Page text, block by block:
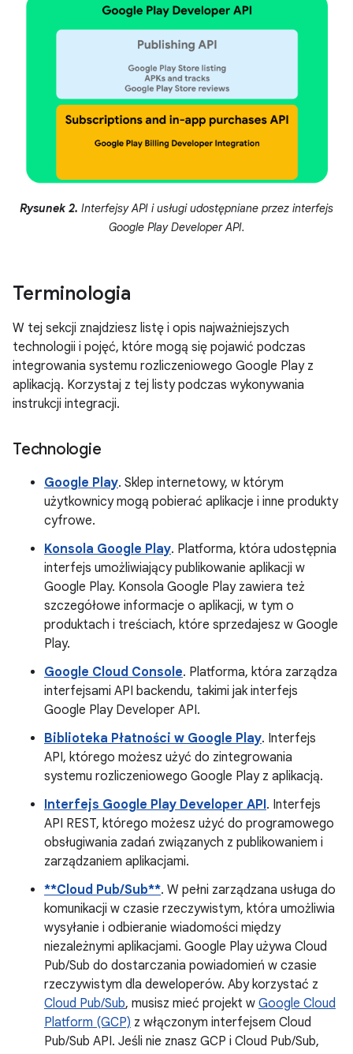
Rysunek 2. Interfejsy API i usługi udostępniane przez interfejs
Google Play Developer API.
Terminologia
W tej sekcji znajdziesz listę i opis najważniejszych
technologii i pojęć, które mogą się pojawić podczas
integrowania systemu rozliczeniowego Google Play z
aplikacją. Korzystaj z tej listy podczas wykonywania
instrukcji integracji.
Technologie
Google Play. Sklep internetowy, w którym
użytkownicy mogą pobierać aplikacje i inne produkty
cyfrowe.
Konsola Google Play. Platforma, która udostępnia
interfejs umożliwiający publikowanie aplikacji w
Google Play. Konsola Google Play zawiera też
szczegółowe informacje o aplikacji, w tym o
produktach i treściach, które sprzedajesz w Google
Play.
Google Cloud Console. Platforma, która zarządza
interfejsami API backendu, takimi jak interfejs
Google Play Developer API.
Biblioteka Płatności w Google Play. Interfejs
API, którego możesz użyć do zintegrowania
systemu rozliczeniowego Google Play z aplikacją.
Interfejs Google Play Developer API. Interfejs
API REST, którego możesz użyć do programowego
obsługiwania zadań związanych z publikowaniem i
zarządzaniem aplikacjami.
**Cloud Pub/Sub**. W pełni zarządzana usługa do
komunikacji w czasie rzeczywistym, która umożliwia
wysyłanie i odbieranie wiadomości między
niezależnymi aplikacjami. Google Play używa Cloud
Pub/Sub do dostarczania powiadomień w czasie
rzeczywistym dla deweloperów. Aby korzystać z
Cloud Pub/Sub, musisz mieć projekt w Google Cloud
Platform (GCP) z włączonym interfejsem Cloud
Pub/Sub API. Jeśli nie znasz GCP i Cloud Pub/Sub,